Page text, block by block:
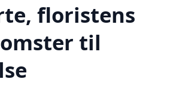
floristens
til